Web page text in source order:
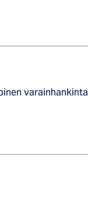
varainhankinta